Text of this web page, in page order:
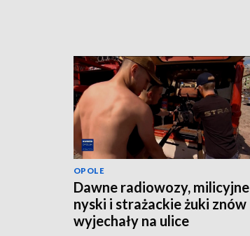
OPOLE
Dawne radiowozy, milicyjne
nyski i strażackie żuki znów
wyjechały na ulice